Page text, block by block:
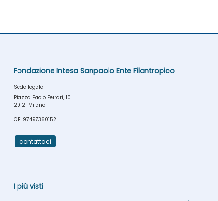
Fondazione Intesa Sanpaolo Ente Filantropico
Sede legale
Piazza Paolo Ferrari, 10
20121 Milano
C.F. 97497360152
contattaci
I più visti